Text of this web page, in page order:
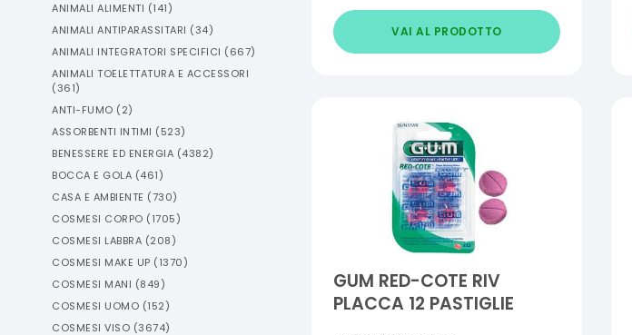
ANIMALI ALIMENTI (141)
ANIMALI ANTIPARASSITARI (34)
ANIMALI INTEGRATORI SPECIFICI (667)
ANIMALI TOELETTATURA E ACCESSORI
(361)
ANTI-FUMO (2)
ASSORBENTI INTIMI (523)
BENESSERE ED ENERGIA (4382)
BOCCA E GOLA (461)
CASA E AMBIENTE (730)
COSMESI CORPO (1705)
COSMESI LABBRA (208)
COSMESI MAKE UP (1370)
COSMESI MANI (849)
COSMESI UOMO (152)
COSMESI VISO (3674)
VAI AL PRODOTTO
GUM RED-COTE RIV
PLACCA 12 PASTIGLIE